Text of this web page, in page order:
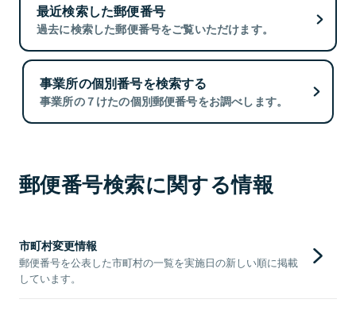
最近検索した郵便番号
過去に検索した郵便番号をご覧いただけます。
事業所の個別番号を検索する
事業所の７けたの個別郵便番号をお調べします。
郵便番号検索に関する情報
市町村変更情報
郵便番号を公表した市町村の一覧を実施日の新しい順に掲載
しています。